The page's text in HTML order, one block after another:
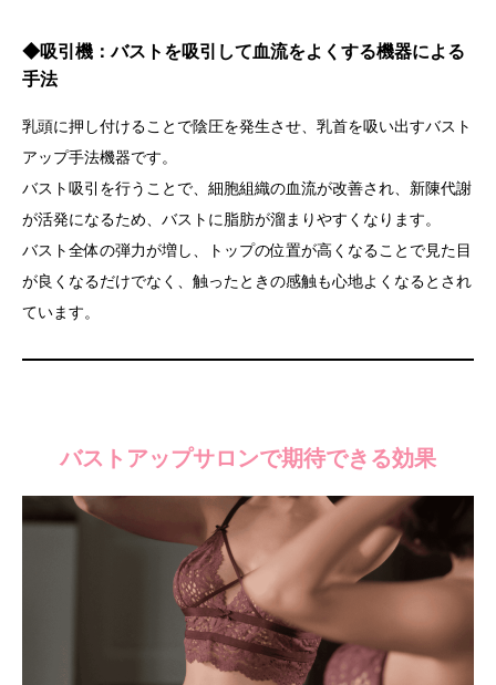
◆吸引機：バストを吸引して血流をよくする機器による
手法
乳頭に押し付けることで陰圧を発生させ、乳首を吸い出すバスト
アップ手法機器です。
バスト吸引を行うことで、細胞組織の血流が改善され、新陳代謝
が活発になるため、バストに脂肪が溜まりやすくなります。
バスト全体の弾力が増し、トップの位置が高くなることで見た目
が良くなるだけでなく、触ったときの感触も心地よくなるとされ
ています。
バストアップサロンで期待できる効果